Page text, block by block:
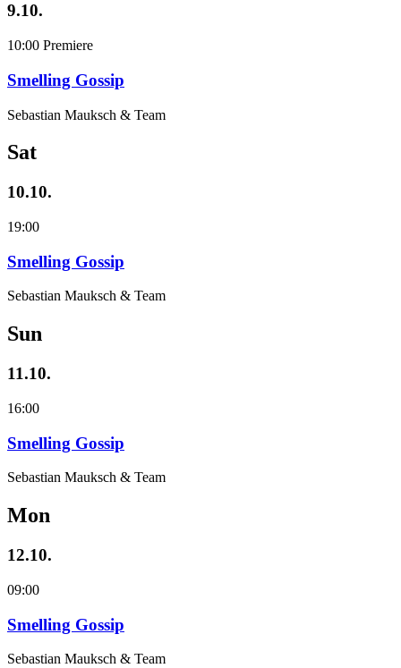
9.10.
10:00 Premiere
Smelling Gossip
Sebastian Mauksch & Team
Sat
10.10.
19:00
Smelling Gossip
Sebastian Mauksch & Team
Sun
11.10.
16:00
Smelling Gossip
Sebastian Mauksch & Team
Mon
12.10.
09:00
Smelling Gossip
Sebastian Mauksch & Team